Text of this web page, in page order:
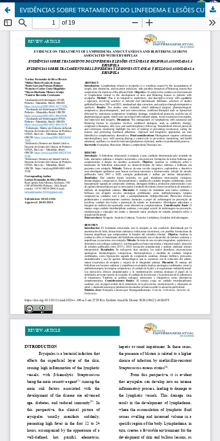
EVIDÊNCIAS SOBRE TRATAMENTO DO LINFEDEMA E LESÕES CUTÂNEAS E BOLHOSAS ASSOCIADAS À ERISIPELA